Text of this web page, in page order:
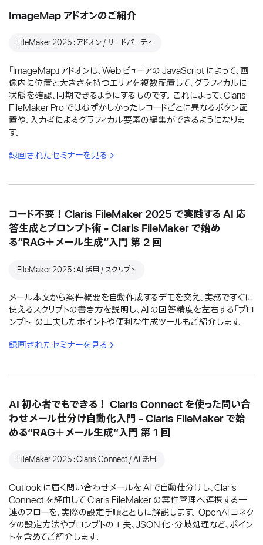
ImageMap アドオンのご紹介
FileMaker 2025：アドオン / サードパーティ
「ImageMap」アドオンは、Web ビューアの JavaScript によって、画
像内に位置と大きさを持つエリアを複数配置して、グラフィカルに
状態を確認、同期できるようにするものです。 これによって、Claris
FileMaker Pro ではむずかしかったレコードごとに異なるボタン配
置や、入力者によるグラフィカル要素の編集ができるようになりま
す。
録画されたセミナーを見る
コード不要！Claris FileMaker 2025 で実践する AI 応
答生成とプロンプト術 - Claris FileMaker で始め
る“RAG＋メール生成”入門 第 2 回
FileMaker 2025：AI 活用 / スクリプト
メール本文から案件概要を自動作成するデモを交え、実務ですぐに
使えるスクリプトの書き方を説明し、AI の回答精度を左右する「プロ
ンプト」の工夫したポイントや便利な生成ツールもご紹介します。
録画されたセミナーを見る
AI 初心者でもできる！ Claris Connect を使った問い合
わせメール仕分け自動化入門 - Claris FileMaker で始
める“RAG＋メール生成”入門 第 1 回
FileMaker 2025：Claris Connect / AI 活用
Outlook に届く問い合わせメールを AI で自動仕分けし、Claris
Connect を経由して Claris FileMaker の案件管理へ連携する一
連のフローを、実際の設定手順とともに解説します。 OpenAI コネク
タの設定方法やプロンプトの工夫、JSON 化・分岐処理など、ポイン
トを含めてご紹介します。